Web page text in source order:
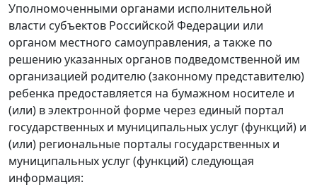
Уполномоченными органами исполнительной
власти субъектов Российской Федерации или
органом местного самоуправления, а также по
решению указанных органов подведомственной им
организацией родителю (законному представителю)
ребенка предоставляется на бумажном носителе и
(или) в электронной форме через единый портал
государственных и муниципальных услуг (функций) и
(или) региональные порталы государственных и
муниципальных услуг (функций) следующая
информация: